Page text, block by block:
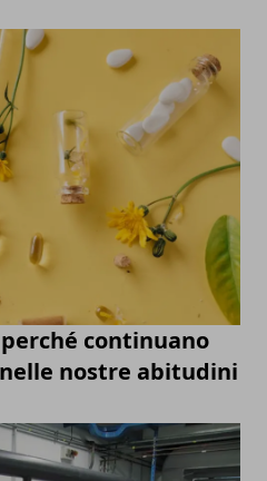
continuano
nostre abitudini